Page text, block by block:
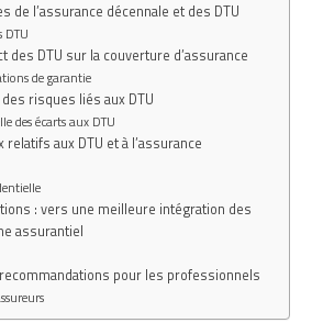
de l’assurance décennale et des DTU
DTU
des DTU sur la couverture d’assurance
de garantie
risques liés aux DTU
des écarts aux DTU
aux DTU et à l’assurance
: vers une meilleure intégration des
assurantiel
pour les professionnels